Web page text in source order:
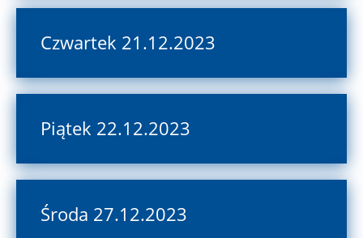
Czwartek 21.12.2023
Piątek 22.12.2023
Środa 27.12.2023